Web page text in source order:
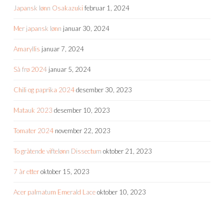
Japansk lønn Osakazuki februar 1, 2024
Mer japansk lønn januar 30, 2024
Amaryllis januar 7, 2024
Så frø 2024 januar 5, 2024
Chili og paprika 2024desember 30, 2023
Matauk 2023 desember 10, 2023
Tomater 2024 november 22, 2023
To gråtende viftelønn Dissectum oktober 21, 2023
7 år etteroktober 15, 2023
Acer palmatum Emerald Laceoktober 10, 2023